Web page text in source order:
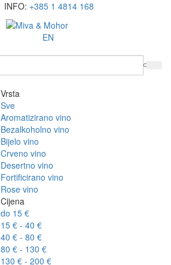
INFO: +385 1 4814 168
EN
Vrsta
Sve
Aromatizirano vino
Bezalkoholno vino
Bijelo vino
Crveno vino
Desertno vino
Fortificirano vino
Rose vino
Cijena
do 15 €
15 € - 40 €
40 € - 80 €
80 € - 130 €
130 € - 200 €